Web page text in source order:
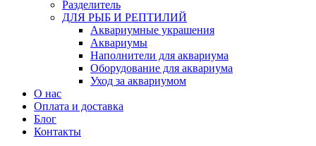
Разделитель
ДЛЯ РЫБ И РЕПТИЛИЙ
Аквариумные украшения
Аквариумы
Наполнители для аквариума
Оборудование для аквариума
Уход за аквариумом
О нас
Оплата и доставка
Блог
Контакты